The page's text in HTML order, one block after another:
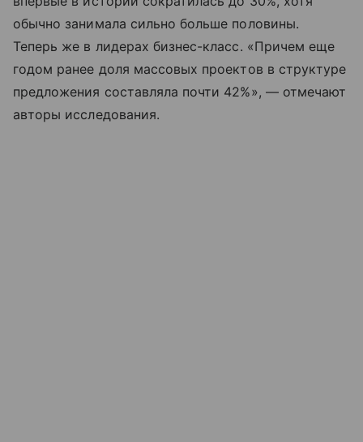
обычно занимала сильно больше половины.
Теперь же в лидерах бизнес-класс. «Причем еще
годом ранее доля массовых проектов в структуре
предложения составляла почти 42%», — отмечают
авторы исследования.